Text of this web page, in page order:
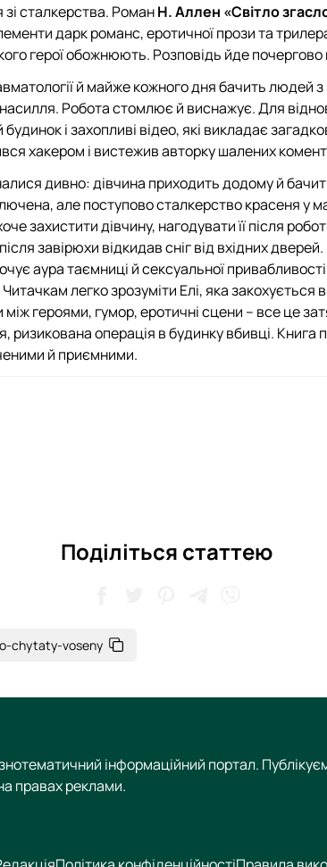
зі сталкерства. РоманН. Аллен «Світло
дарк романс, еротичної прози та
герої обожнюють. Розповідь йде почергово
й майже кожного дня бачить людей
Робота стомлює й виснажує. Для
і захопливі відео, які викладає
хакером і вистежив авторку шалених
дивно: дівчина приходить додому й
але поступово сталкерство красеня у
захистити дівчину, нагодувати її після
завірюхи відкидав сніг від вхідних
аура таємниці й сексуальної
легко зрозуміти Елі, яка закохується
героями, гумор, еротичні сцени – все це
ризикована операція в будинку вбивці. Книга
й приємними.
Поділіться статтею
chytaty-voseny
інформаційний портал.
правах реклами.